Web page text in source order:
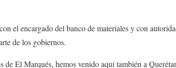
el encargado del banco de materiales y con
de los gobiernos.
de El Marqués, hemos venido aquí también a